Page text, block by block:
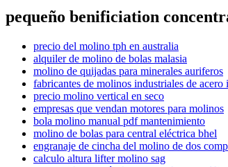
pequeño benificiation
precio del molino tph en australia
alquiler de molino de bolas malasia
molino de quijadas para minerales auriferos
fabricantes de molinos industriales de acero
precio molino vertical en seco
empresas que vendan motores para molinos
bola molino manual pdf mantenimiento
molino de bolas para central eléctrica bhel
engranaje de cincha del molino de dos
calculo altura lifter molino sag